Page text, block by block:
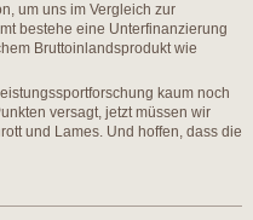
um uns im Vergleich zur
bestehe eine Unterfinanzierung
Bruttoinlandsprodukt wie
kaum noch
versagt, jetzt müssen wir
und Lames. Und hoffen, dass die